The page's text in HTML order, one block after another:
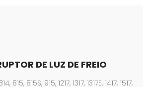
DE LUZ DE FREIO
815S, 915, 1217, 1317, 1317E, 1417, 1517,